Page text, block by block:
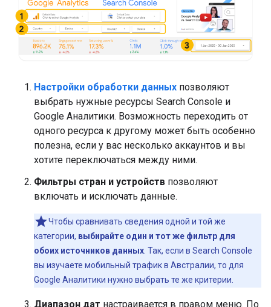
Настройки обработки данных позволяют
выбрать нужные ресурсы Search Console и
Google Аналитики. Возможность переходить от
одного ресурса к другому может быть особенно
полезна, если у вас несколько аккаунтов и вы
хотите переключаться между ними.
Фильтры стран и устройств позволяют
включать и исключать данные.
Чтобы сравнивать сведения одной и той же
категории, выбирайте один и тот же фильтр для
обоих источников данных. Так, если в Search Console
вы изучаете мобильный трафик в Австралии, то для
Google Аналитики нужно выбрать те же критерии.
Диапазон дат настраивается в правом меню. По